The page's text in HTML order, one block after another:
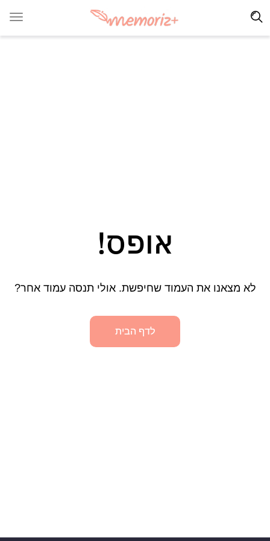
אופס!
לא מצאנו את העמוד שחיפשת. אולי תנסה עמוד אחר?
לדף הבית